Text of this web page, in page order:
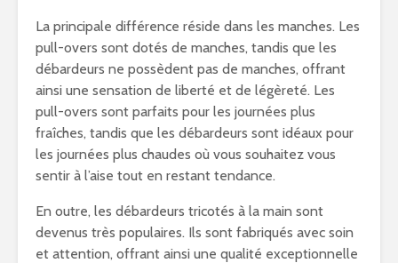
La principale différence réside dans les manches. Les
pull-overs sont dotés de manches, tandis que les
débardeurs ne possèdent pas de manches, offrant
ainsi une sensation de liberté et de légèreté. Les
pull-overs sont parfaits pour les journées plus
fraîches, tandis que les débardeurs sont idéaux pour
les journées plus chaudes où vous souhaitez vous
sentir à l’aise tout en restant tendance.
En outre, les débardeurs tricotés à la main sont
devenus très populaires. Ils sont fabriqués avec soin
et attention, offrant ainsi une qualité exceptionnelle